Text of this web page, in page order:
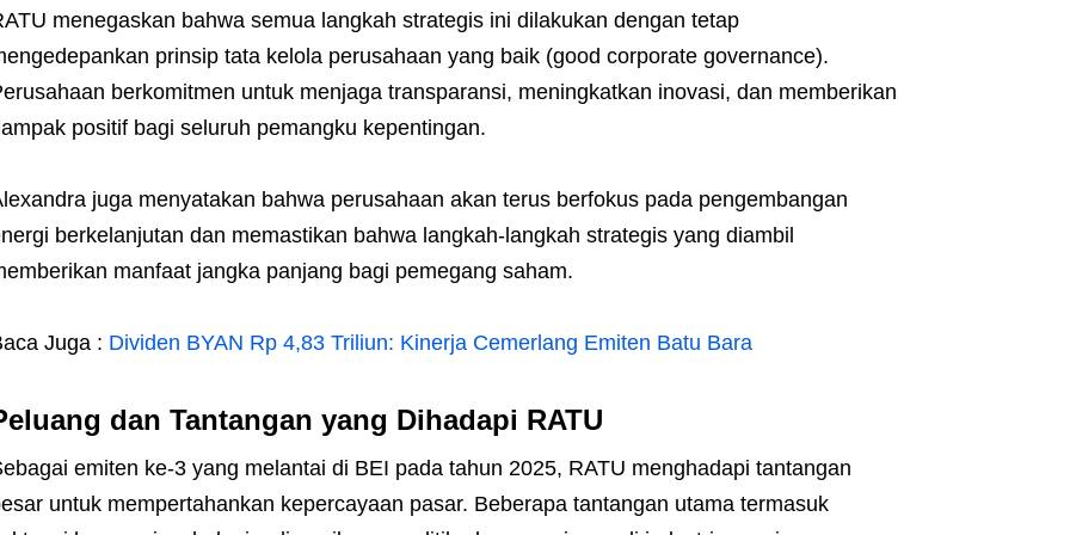
menegaskan bahwa semua langkah strategis ini dilakukan dengan tetap
prinsip tata kelola perusahaan yang baik (good corporate governance).
berkomitmen untuk menjaga transparansi, meningkatkan inovasi, dan memberikan
positif bagi seluruh pemangku kepentingan.
juga menyatakan bahwa perusahaan akan terus berfokus pada pengembangan
berkelanjutan dan memastikan bahwa langkah-langkah strategis yang diambil
manfaat jangka panjang bagi pemegang saham.
Juga : Dividen BYAN Rp 4,83 Triliun: Kinerja Cemerlang Emiten Batu Bara
dan Tantangan yang Dihadapi RATU
emiten ke-3 yang melantai di BEI pada tahun 2025, RATU menghadapi tantangan
untuk mempertahankan kepercayaan pasar. Beberapa tantangan utama termasuk